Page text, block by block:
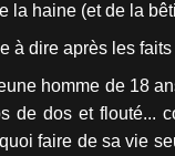
la haine (et de la
à dire après les faits
homme de 18
de dos et flouté...
faire de sa vie